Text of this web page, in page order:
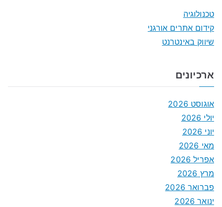
טכנולוגיה
קידום אתרים אורגני
שיווק באינטרנט
ארכיונים
אוגוסט 2026
יולי 2026
יוני 2026
מאי 2026
אפריל 2026
מרץ 2026
פברואר 2026
ינואר 2026